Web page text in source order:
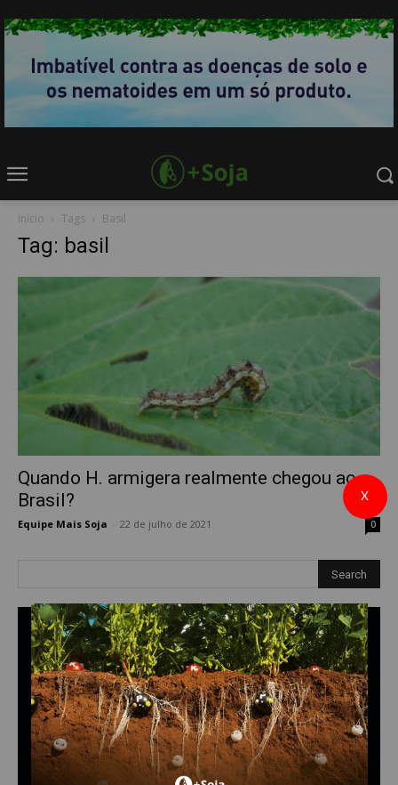
Início Tags Basil
Tag: basil
Quando H. armigera realmente chegou ao
Brasil?
Equipe Mais Soja 22 de julho de 2021 0
X